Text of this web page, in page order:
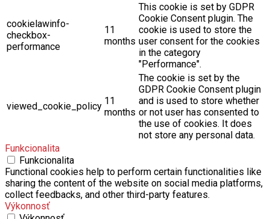
cookielawinfo-
checkbox-
performance
11
months
This cookie is set by GDPR
Cookie Consent plugin. The
cookie is used to store the
user consent for the cookies
in the category
"Performance".
viewed_cookie_policy 11
months
The cookie is set by the
GDPR Cookie Consent plugin
and is used to store whether
or not user has consented to
the use of cookies. It does
not store any personal data.
Funkcionalita
Funkcionalita
Functional cookies help to perform certain functionalities like
sharing the content of the website on social media platforms,
collect feedbacks, and other third-party features.
Výkonnosť